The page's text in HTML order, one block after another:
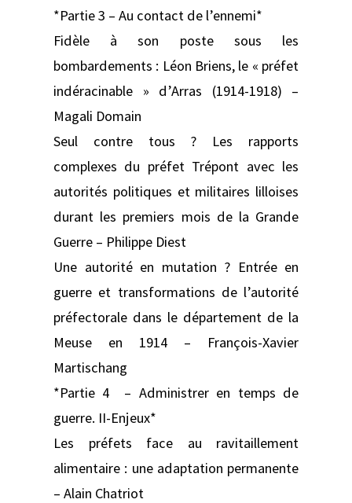
*Partie 3 – Au contact de l’ennemi*
Fidèle à son poste sous les
bombardements : Léon Briens, le « préfet
indéracinable » d’Arras (1914-1918) –
Magali Domain
Seul contre tous ? Les rapports
complexes du préfet Trépont avec les
autorités politiques et militaires lilloises
durant les premiers mois de la Grande
Guerre – Philippe Diest
Une autorité en mutation ? Entrée en
guerre et transformations de l’autorité
préfectorale dans le département de la
Meuse en 1914 – François-Xavier
Martischang
*Partie 4 – Administrer en temps de
guerre. II-Enjeux*
Les préfets face au ravitaillement
alimentaire : une adaptation permanente
– Alain Chatriot